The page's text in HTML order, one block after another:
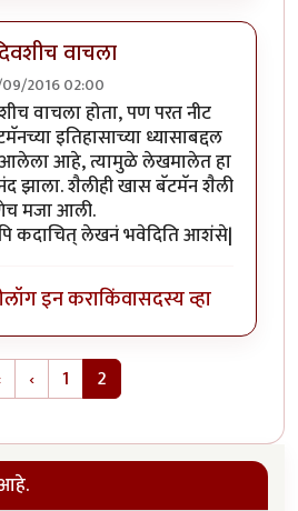
वाचला
09/2016 02:00
वाचला होता, पण परत नीट
इतिहासाच्या ध्यासाबद्दल
आहे, त्यामुळे लेखमालेत हा
झाला. शैलीही खास बॅटमॅन शैली
मजा आली.
कदाचित् लेखनं भवेदिति आशंसे|
लॉग इन कराकिंवासदस्य व्हा
First page
‹Previous page
1 2